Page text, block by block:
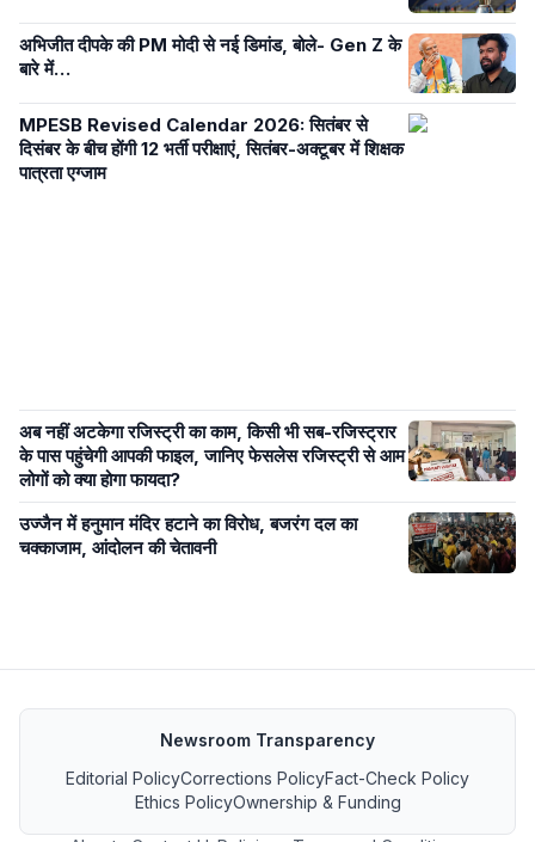
अभिजीत दीपके की PM मोदी से नई डिमांड, बोले- Gen Z के
बारे में…
MPESB Revised Calendar 2026: सितंबर से
दिसंबर के बीच होंगी 12 भर्ती परीक्षाएं, सितंबर-अक्टूबर में शिक्षक
पात्रता एग्जाम
अब नहीं अटकेगा रजिस्ट्री का काम, किसी भी सब-रजिस्ट्रार
के पास पहुंचेगी आपकी फाइल, जानिए फेसलेस रजिस्ट्री से आम
लोगों को क्या होगा फायदा?
उज्जैन में हनुमान मंदिर हटाने का विरोध, बजरंग दल का
चक्काजाम, आंदोलन की चेतावनी
Newsroom Transparency
Editorial PolicyCorrections PolicyFact-Check Policy
Ethics PolicyOwnership & Funding